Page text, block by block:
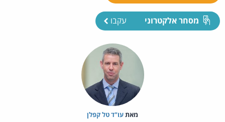
מסחר אלקטרוני עקבו
מאת‏עו"ד טל קפלן